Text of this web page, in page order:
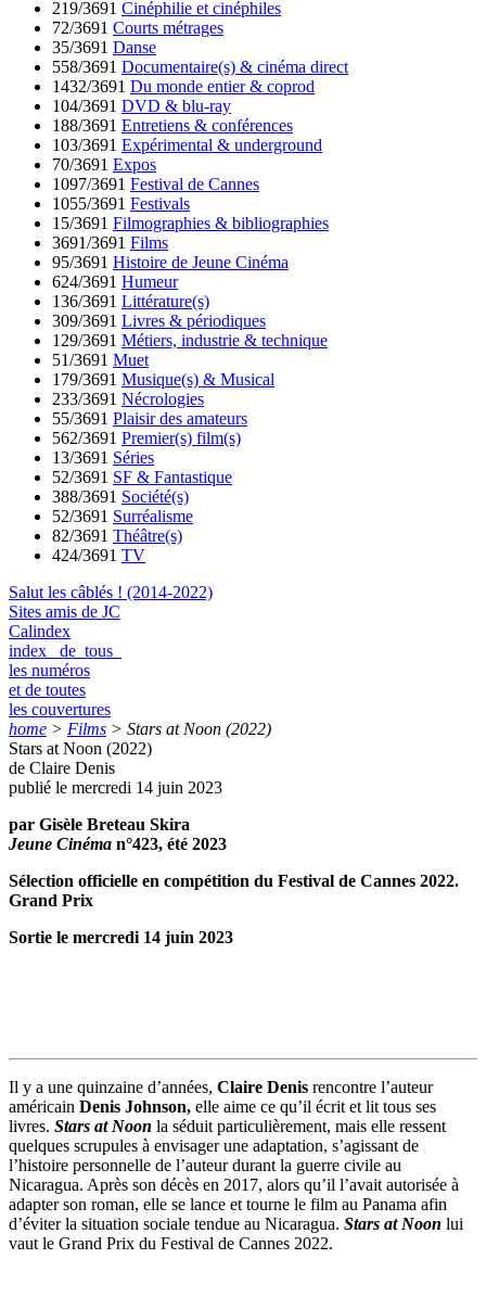
219/3691 Cinéphilie et cinéphiles
72/3691 Courts métrages
35/3691 Danse
558/3691 Documentaire(s) & cinéma direct
1432/3691 Du monde entier & coprod
104/3691 DVD & blu-ray
188/3691 Entretiens & conférences
103/3691 Expérimental & underground
70/3691 Expos
1097/3691 Festival de Cannes
1055/3691 Festivals
15/3691 Filmographies & bibliographies
3691/3691 Films
95/3691 Histoire de Jeune Cinéma
624/3691 Humeur
136/3691 Littérature(s)
309/3691 Livres & périodiques
129/3691 Métiers, industrie & technique
51/3691 Muet
179/3691 Musique(s) & Musical
233/3691 Nécrologies
55/3691 Plaisir des amateurs
562/3691 Premier(s) film(s)
13/3691 Séries
52/3691 SF & Fantastique
388/3691 Société(s)
52/3691 Surréalisme
82/3691 Théâtre(s)
424/3691 TV
Salut les câblés ! (2014-2022)
Sites amis de JC
Calindex
index de tous
les numéros
et de toutes
les couvertures
home > Films > Stars at Noon (2022)
Stars at Noon (2022)
de Claire Denis
publié le mercredi 14 juin 2023
par Gisèle Breteau Skira
Jeune Cinéma n°423, été 2023
Sélection officielle en compétition du Festival de Cannes 2022.
Grand Prix
Sortie le mercredi 14 juin 2023
Il y a une quinzaine d’années, Claire Denis rencontre l’auteur
américain Denis Johnson, elle aime ce qu’il écrit et lit tous ses
livres. Stars at Noon la séduit particulièrement, mais elle ressent
quelques scrupules à envisager une adaptation, s’agissant de
l’histoire personnelle de l’auteur durant la guerre civile au
Nicaragua. Après son décès en 2017, alors qu’il l’avait autorisée à
adapter son roman, elle se lance et tourne le film au Panama afin
d’éviter la situation sociale tendue au Nicaragua. Stars at Noon lui
vaut le Grand Prix du Festival de Cannes 2022.